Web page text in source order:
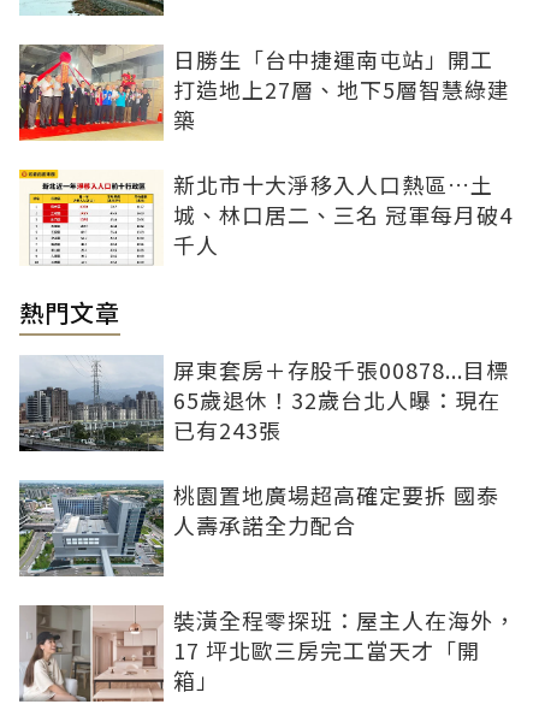
日勝生「台中捷運南屯站」開工
打造地上27層、地下5層智慧綠建
築
新北市十大淨移入人口熱區…土
城、林口居二、三名 冠軍每月破4
千人
熱門文章
屏東套房＋存股千張00878...目標
65歲退休！32歲台北人曝：現在
已有243張
桃園置地廣場超高確定要拆 國泰
人壽承諾全力配合
裝潢全程零探班：屋主人在海外，
17 坪北歐三房完工當天才「開
箱」